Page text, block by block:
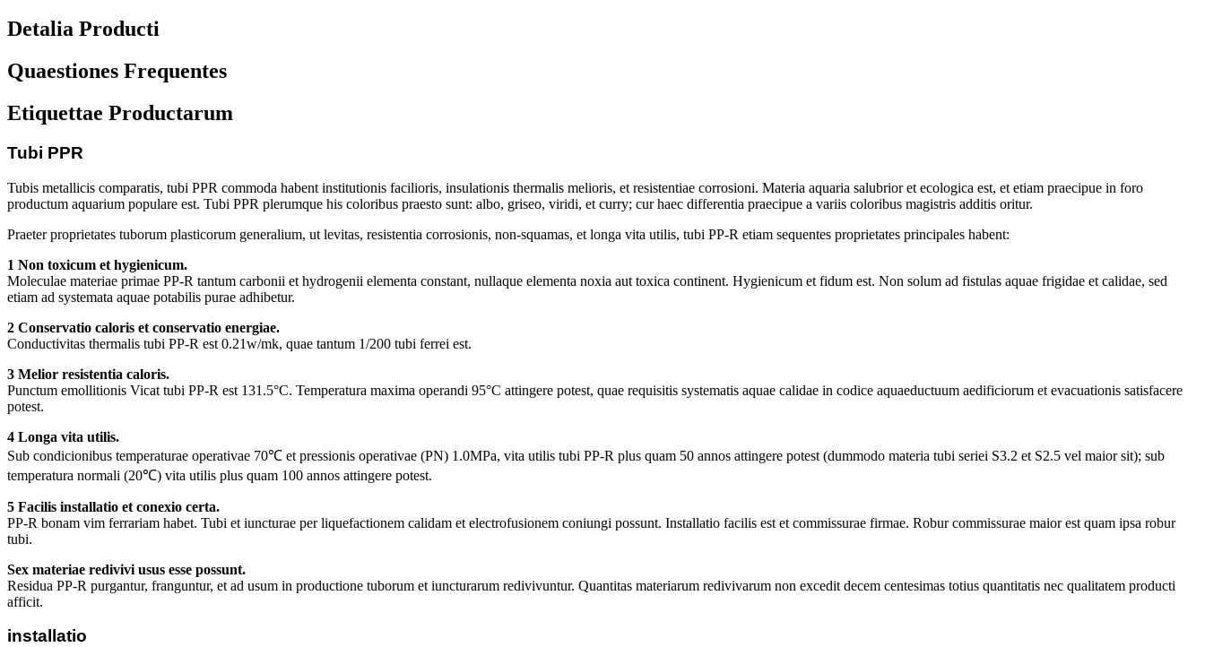
Detalia Producti
Quaestiones Frequentes
Etiquettae Productarum
Tubi PPR
Tubis metallicis comparatis, tubi PPR commoda habent institutionis facilioris, insulationis thermalis melioris, et resistentiae corrosioni. Materia aquaria salubrior et ecologica est, et etiam praecipue in foro
productum aquarium populare est. Tubi PPR plerumque his coloribus praesto sunt: ​​albo, griseo, viridi, et curry; cur haec differentia praecipue a variis coloribus magistris additis oritur.
Praeter proprietates tuborum plasticorum generalium, ut levitas, resistentia corrosionis, non-squamas, et longa vita utilis, tubi PP-R etiam sequentes proprietates principales habent:
1 Non toxicum et hygienicum.
Moleculae materiae primae PP-R tantum carbonii et hydrogenii elementa constant, nullaque elementa noxia aut toxica continent. Hygienicum et fidum est. Non solum ad fistulas aquae frigidae et calidae, sed
etiam ad systemata aquae potabilis purae adhibetur.
2 Conservatio caloris et conservatio energiae.
Conductivitas thermalis tubi PP-R est 0.21w/mk, quae tantum 1/200 tubi ferrei est.
3 Melior resistentia caloris.
Punctum emollitionis Vicat tubi PP-R est 131.5°C. Temperatura maxima operandi 95°C attingere potest, quae requisitis systematis aquae calidae in codice aquaeductuum aedificiorum et evacuationis satisfacere
potest.
4 Longa vita utilis.
Sub condicionibus temperaturae operativae 70℃ et pressionis operativae (PN) 1.0MPa, vita utilis tubi PP-R plus quam 50 annos attingere potest (dummodo materia tubi seriei S3.2 et S2.5 vel maior sit); sub
temperatura normali (20℃) vita utilis plus quam 100 annos attingere potest.
5 Facilis installatio et conexio certa.
PP-R bonam vim ferrariam habet. Tubi et iuncturae per liquefactionem calidam et electrofusionem coniungi possunt. Installatio facilis est et commissurae firmae. Robur commissurae maior est quam ipsa robur
tubi.
Sex materiae redivivi usus esse possunt.
Residua PP-R purgantur, franguntur, et ad usum in productione tuborum et iuncturarum redivivuntur. Quantitas materiarum redivivarum non excedit decem centesimas totius quantitatis nec qualitatem producti
afficit.
installatio